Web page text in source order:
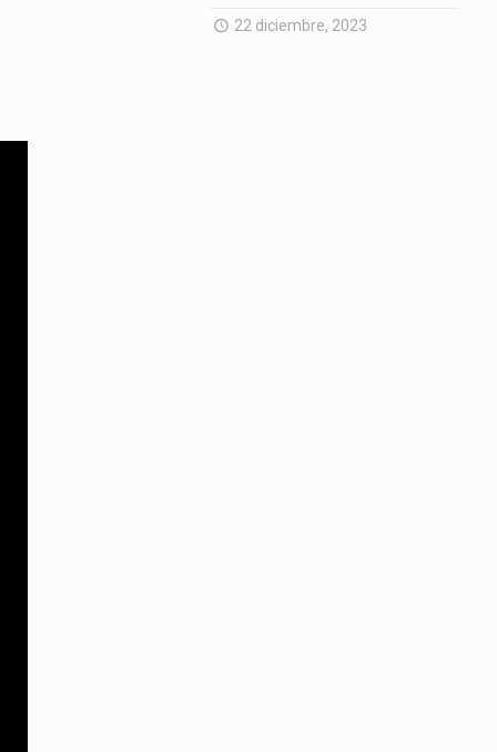
22 diciembre, 2023